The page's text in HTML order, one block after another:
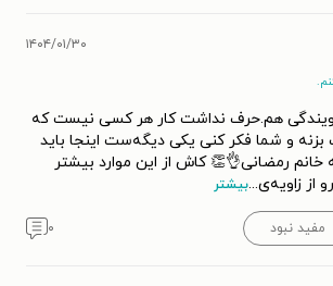
۱۴۰۴/۰۱/۳۰
هم.حرف نداشت کار هر کسی نیست که
و شما فکر کنی یکی دیگه‌ست اینجا باید
رمضانی👌👏 کاش از این موارد بیشتر
از زاویه‌ی...بیشتر
مفید نبود ۰